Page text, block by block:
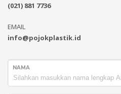
(021) 881 7736
EMAIL
info@pojokplastik.id
NAMA